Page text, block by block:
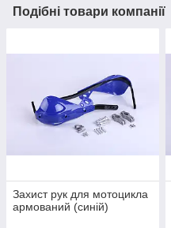
Подібні товари компанії
Захист рук для мотоцикла
армований (синій)